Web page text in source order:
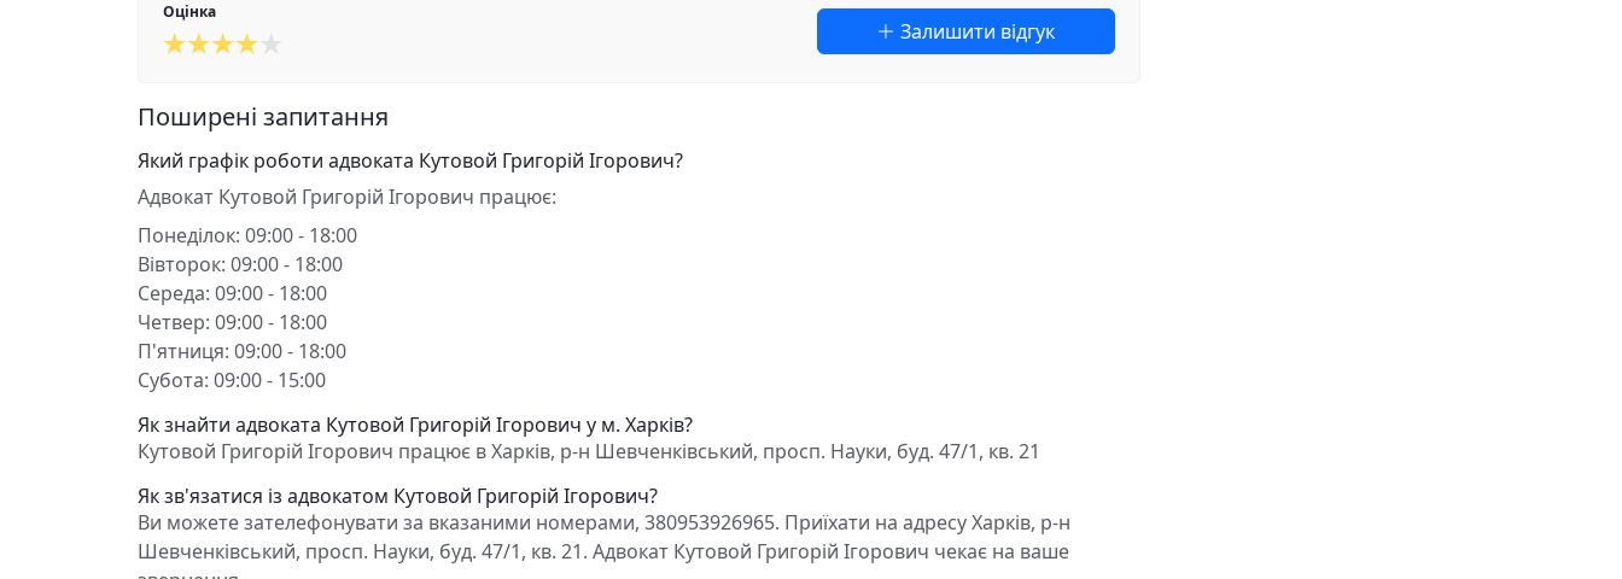
Оцінка
Залишити відгук
Поширені запитання
Який графік роботи адвоката Кутовой Григорій Ігорович?
Адвокат Кутовой Григорій Ігорович працює:
Понеділок: 09:00 - 18:00
Вівторок: 09:00 - 18:00
Середа: 09:00 - 18:00
Четвер: 09:00 - 18:00
П'ятниця: 09:00 - 18:00
Субота: 09:00 - 15:00
Як знайти адвоката Кутовой Григорій Ігорович у м. Харків?
Кутовой Григорій Ігорович працює в Харків, р-н Шевченківський, просп. Науки, буд. 47/1, кв. 21
Як зв'язатися із адвокатом Кутовой Григорій Ігорович?
Ви можете зателефонувати за вказаними номерами, 380953926965. Приїхати на адресу Харків, р-н
Шевченківський, просп. Науки, буд. 47/1, кв. 21. Адвокат Кутовой Григорій Ігорович чекає на ваше